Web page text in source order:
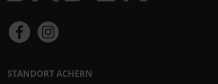
STANDORT ACHERN